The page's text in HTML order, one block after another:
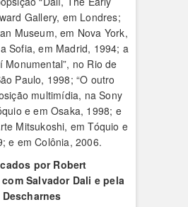
Gallery, em Londres;
Museum, em Nova York,
Sofia, em Madrid, 1994; a
Monumental”, no Rio de
Paulo, 1998; “O outro
multimídia, na Sony
e em Osaka, 1998; e
Mitsukoshi, em Tóquio e
e em Colônia, 2006.
por Robert
Salvador Dali e pela